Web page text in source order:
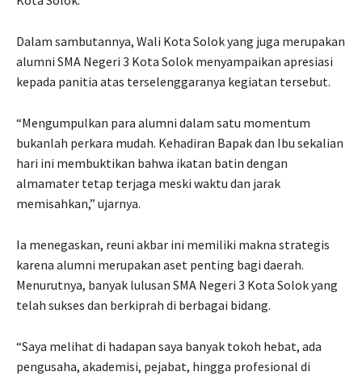
Dalam sambutannya, Wali Kota Solok yang juga merupakan
alumni SMA Negeri 3 Kota Solok menyampaikan apresiasi
kepada panitia atas terselenggaranya kegiatan tersebut.
“Mengumpulkan para alumni dalam satu momentum
bukanlah perkara mudah. Kehadiran Bapak dan Ibu sekalian
hari ini membuktikan bahwa ikatan batin dengan
almamater tetap terjaga meski waktu dan jarak
memisahkan,” ujarnya.
Ia menegaskan, reuni akbar ini memiliki makna strategis
karena alumni merupakan aset penting bagi daerah.
Menurutnya, banyak lulusan SMA Negeri 3 Kota Solok yang
telah sukses dan berkiprah di berbagai bidang.
“Saya melihat di hadapan saya banyak tokoh hebat, ada
pengusaha, akademisi, pejabat, hingga profesional di